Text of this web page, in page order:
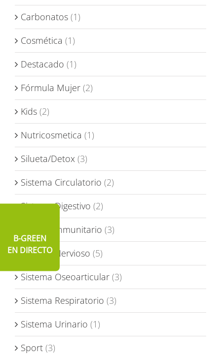
Carbonatos (1)
Cosmética (1)
Destacado (1)
Fórmula Mujer (2)
Kids (2)
Nutricosmetica (1)
Silueta/Detox (3)
Sistema Circulatorio (2)
Sistema Digestivo (2)
Sistema Inmunitario (3)
Sistema Nervioso (5)
Sistema Oseoarticular (3)
Sistema Respiratorio (3)
Sistema Urinario (1)
Sport (3)
B-GREEN
EN DIRECTO